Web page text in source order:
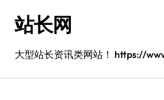
站长网
大型站长资讯类网站！ https://